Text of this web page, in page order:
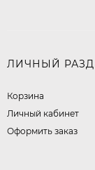
ЛИЧНЫЙ
Корзина
Личный кабинет
Оформить заказ